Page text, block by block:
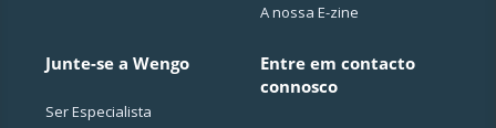
A nossa E-zine
Junte-se a Wengo
Ser Especialista
Entre em contacto
connosco